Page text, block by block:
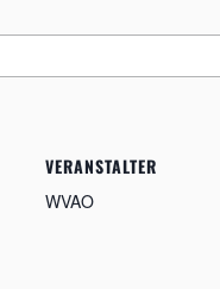
VERANSTALTER
WVAO